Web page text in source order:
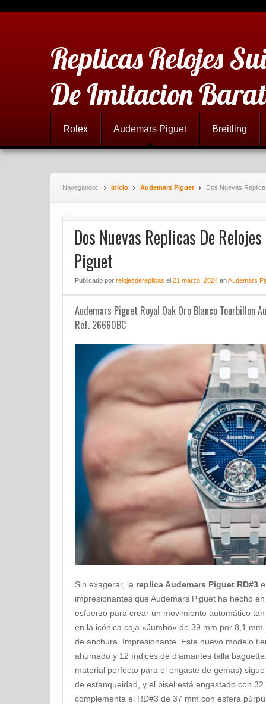
Replicas Relojes
De Imitacion
Rolex Audemars Piguet Breitling
Navegando: Inicio Audemars Piguet Dos Nuevas
Dos Nuevas Replicas De
Piguet
Publicado por relojesdereplicas el 21 marzo, 2024 enAudemars
Audemars Piguet Royal Oak Oro Blanco Tourbillon
Ref. 26660BC
Sin exagerar, la replica Audemars Piguet RD#3
impresionantes que Audemars Piguet ha hecho
esfuerzo para crear un movimiento automático
en la icónica caja «Jumbo» de 39 mm por 8,1
de anchura. Impresionante. Este nuevo modelo
ahumado y 12 índices de diamantes talla
material perfecto para el engaste de gemas)
de estanqueidad, y el bisel está engastado con
complementa el RD#3 de 37 mm con esfera